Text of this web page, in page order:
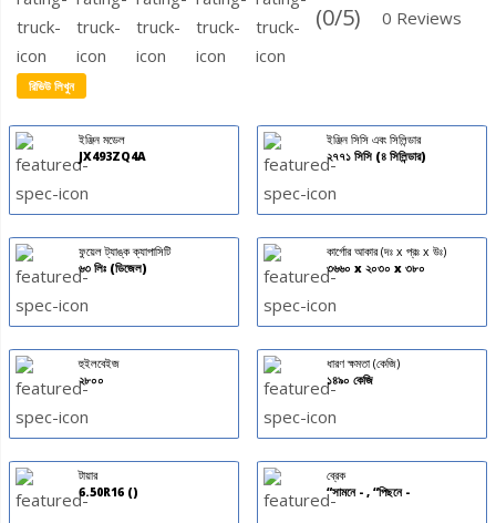
(0/5) 0 Reviews
রিভিউ লিখুন
ইঞ্জিন মডেল
JX493ZQ4A
ইঞ্জিন সিসি এবং সিলিন্ডার
২৭৭১ সিসি (৪ সিলিন্ডার)
ফুয়েল ট্যাঙ্ক ক্যাপাসিটি
৬৩ লিঃ (ডিজেল)
কার্গোর আকার (দঃ x প্রঃ x উঃ)
৩৬৬০ x ২০৩০ x ৩৮০
হুইলবেইজ
২৮০০
ধারণ ক্ষমতা (কেজি)
১৪৯০ কেজি
টায়ার
6.50R16 ()
ব্রেক
“সামনে - , “পিছনে -